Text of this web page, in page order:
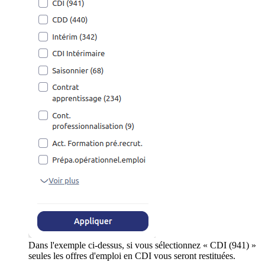
Dans l'exemple ci-dessus, si vous sélectionnez « CDI (941) »
seules les offres d'emploi en CDI vous seront restituées.